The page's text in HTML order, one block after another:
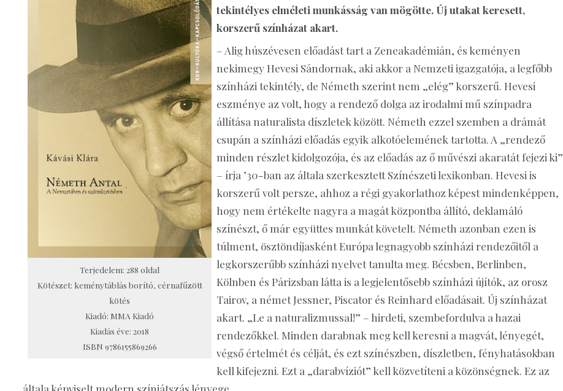
Terjedelem: 288 oldal
Kötészet: keménytáblás borító, cérnafűzött
kötés
Kiadó: MMA Kiadó
Kiadás éve: 2018
ISBN 9786155869266
tekintélyes elméleti munkásság van mögötte. Új utakat keresett,
korszerű színházat akart.
– Alig húszévesen előadást tart a Zeneakadémián, és keményen
nekimegy Hevesi Sándornak, aki akkor a Nemzeti igazgatója, a legfőbb
színházi tekintély, de Németh szerint nem „elég” korszerű. Hevesi
eszménye az volt, hogy a rendező dolga az irodalmi mű színpadra
állítása naturalista díszletek között. Németh ezzel szemben a drámát
csupán a színházi előadás egyik alkotóelemének tartotta. A „rendező
minden részlet kidolgozója, és az előadás az ő művészi akaratát fejezi ki”
– írja ’30-ban az általa szerkesztett Színészeti lexikonban. Hevesi is
korszerű volt persze, ahhoz a régi gyakorlathoz képest mindenképpen,
hogy nem értékelte nagyra a magát központba állító, deklamáló
színészt, ő már együttes munkát követelt. Németh azonban ezen is
túlment, ösztöndíjasként Európa legnagyobb színházi rendezői­től a
legkorszerűbb színházi nyelvet tanulta meg. Bécsben, Berlinben,
Kölnben és Párizsban látta is a legjelentősebb színházi újítók, az orosz
Tairov, a német Jessner, Piscator és Reinhard előadásait. Új színházat
akart. „Le a naturalizmussal!” – hirdeti, szembefordulva a hazai
rendezőkkel. Minden darabnak meg kell keresni a magvát, lényegét,
végső értelmét és célját, és ezt színészben, díszletben, fényhatásokban
kell kifejezni. Ezt a „darabvíziót” kell közvetíteni a közönségnek. Ez az